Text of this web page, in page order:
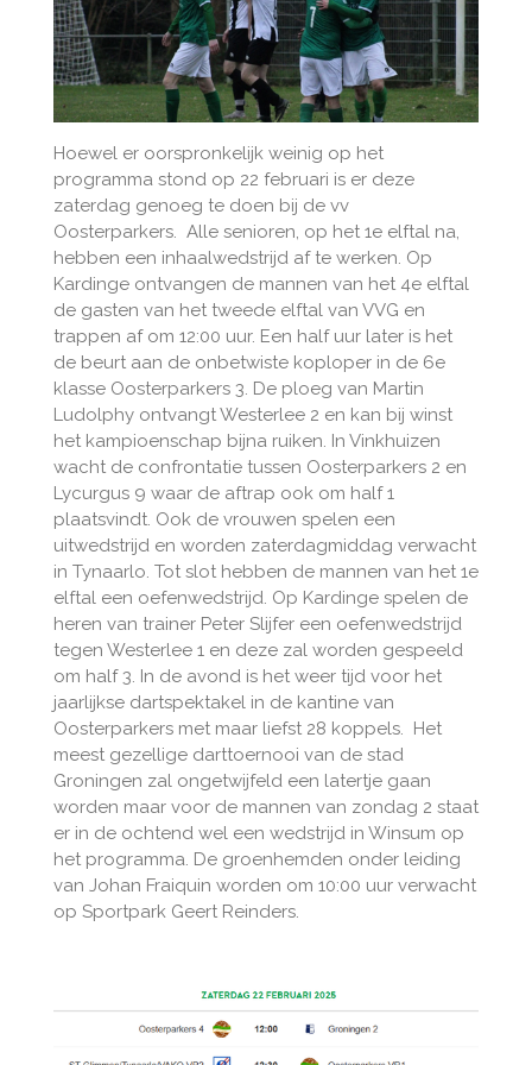
Hoewel er oorspronkelijk weinig op het
programma stond op 22 februari is er deze
zaterdag genoeg te doen bij de vv
Oosterparkers. Alle senioren, op het 1e elftal na,
hebben een inhaalwedstrijd af te werken. Op
Kardinge ontvangen de mannen van het 4e elftal
de gasten van het tweede elftal van VVG en
trappen af om 12:00 uur. Een half uur later is het
de beurt aan de onbetwiste koploper in de 6e
klasse Oosterparkers 3. De ploeg van Martin
Ludolphy ontvangt Westerlee 2 en kan bij winst
het kampioenschap bijna ruiken. In Vinkhuizen
wacht de confrontatie tussen Oosterparkers 2 en
Lycurgus 9 waar de aftrap ook om half 1
plaatsvindt. Ook de vrouwen spelen een
uitwedstrijd en worden zaterdagmiddag verwacht
in Tynaarlo. Tot slot hebben de mannen van het 1e
elftal een oefenwedstrijd. Op Kardinge spelen de
heren van trainer Peter Slijfer een oefenwedstrijd
tegen Westerlee 1 en deze zal worden gespeeld
om half 3. In de avond is het weer tijd voor het
jaarlijkse dartspektakel in de kantine van
Oosterparkers met maar liefst 28 koppels. Het
meest gezellige darttoernooi van de stad
Groningen zal ongetwijfeld een latertje gaan
worden maar voor de mannen van zondag 2 staat
er in de ochtend wel een wedstrijd in Winsum op
het programma. De groenhemden onder leiding
van Johan Fraiquin worden om 10:00 uur verwacht
op Sportpark Geert Reinders.